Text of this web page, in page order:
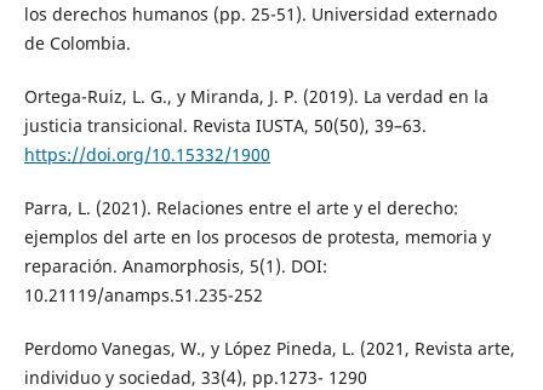
los derechos humanos (pp. 25-51). Universidad externado
de Colombia.
Ortega-Ruiz, L. G., y Miranda, J. P. (2019). La verdad en la
justicia transicional. Revista IUSTA, 50(50), 39–63.
https://doi.org/10.15332/1900
Parra, L. (2021). Relaciones entre el arte y el derecho:
ejemplos del arte en los procesos de protesta, memoria y
reparación. Anamorphosis, 5(1). DOI:
10.21119/anamps.51.235-252
Perdomo Vanegas, W., y López Pineda, L. (2021, Revista arte,
individuo y sociedad, 33(4), pp.1273- 1290